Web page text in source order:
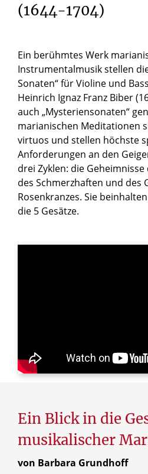
(1644-1704)
Ein berühmtes Werk
Instrumentalmusik stellen
Sonaten“ für Violine und
Heinrich Ignaz Franz Biber
auch „Mysteriensonaten“
marianischen Meditationen
virtuos und stellen höchste
Anforderungen an den
drei Zyklen: die
des Schmerzhaften und des
Rosenkranzes. Sie
die 5 Gesätze.
Ein Blick in die
musikalischer
von Barbara Grundhoff